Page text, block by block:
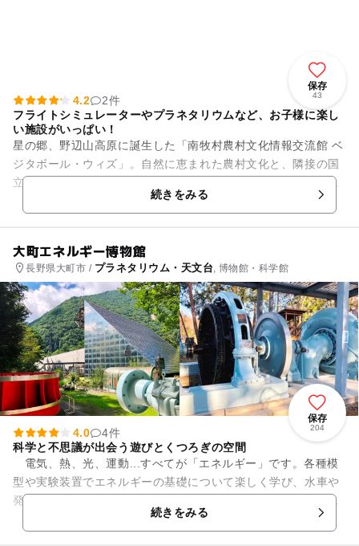
保存
43
4.2
2件
フライトシミュレーターやプラネタリウムなど、お子様に楽し
い施設がいっぱい！
星の郷、野辺山高原に誕生した「南牧村農村文化情報交流館 ベ
ジタボール・ウィズ」。自然に恵まれた農村文化と、隣接の国
立野辺山宇宙電波観測所の最新情報システムを融合させた、ま
ったく新しいかたちの施設...続きをみる
大町エネルギー博物館
長野県大町市 / プラネタリウム・天文台 , 博物館・科学館
保存
204
4.0
4件
科学と不思議が出会う遊びとくつろぎの空間
電気、熱、光、運動...すべてが「エネルギー」です。各種模
型や実験装置でエネルギーの基礎について楽しく学び、水車や
発電機などの実物展示に触れて、大正時代より続く電源開発の
歴史に想いを馳せてみて...続きをみる